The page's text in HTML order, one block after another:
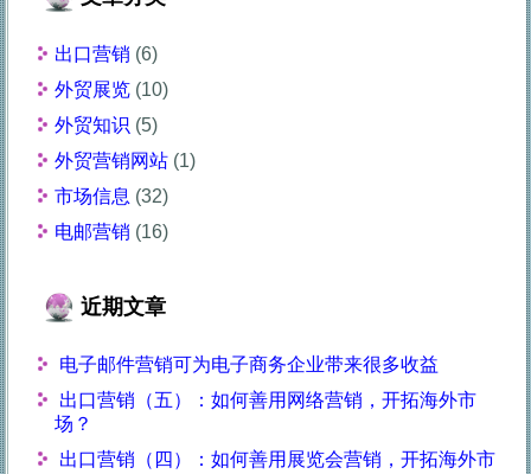
出口营销 (6)
外贸展览 (10)
外贸知识 (5)
外贸营销网站 (1)
市场信息 (32)
电邮营销 (16)
近期文章
电子邮件营销可为电子商务企业带来很多收益
出口营销（五）：如何善用网络营销，开拓海外市
场？
出口营销（四）：如何善用展览会营销，开拓海外市